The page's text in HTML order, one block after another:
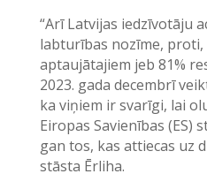
“Arī Latvijas iedzīvotāju
labturības nozīme,
aptaujātajiem jeb 81%
2023. gada decembrī
ka viņiem ir svarīgi, lai
Eiropas Savienības (ES)
gan tos, kas attiecas uz
stāsta Ērliha.